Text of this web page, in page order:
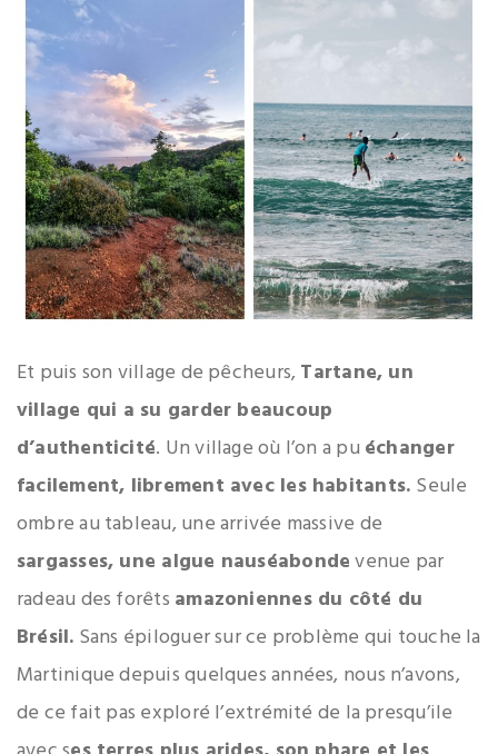
Et puis son village de pêcheurs, Tartane, un
village qui a su garder beaucoup
d’authenticité. Un village où l’on a pu échanger
facilement, librement avec les habitants. Seule
ombre au tableau, une arrivée massive de
sargasses, une algue nauséabondevenue par
radeau des forêts amazoniennes du côté du
Brésil. Sans épiloguer sur ce problème qui touche la
Martinique depuis quelques années, nous n’avons,
de ce fait pas exploré l’extrémité de la presqu’ile